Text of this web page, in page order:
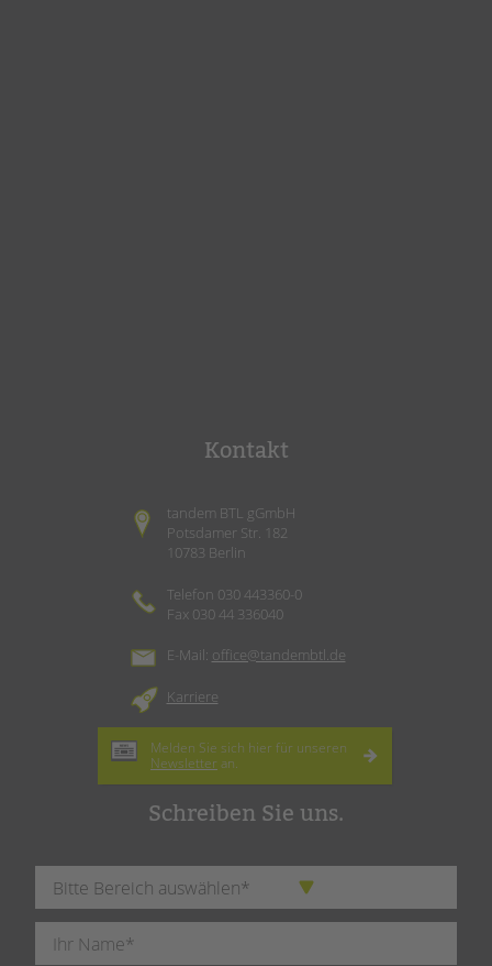
Kontakt
tandem BTL gGmbH
Potsdamer Str. 182
10783 Berlin
Telefon 030 443360-0
Fax 030 44 336040
E-Mail: office@tandembtl.de
Karriere
Melden Sie sich hier für unseren
Newsletter an.
Schreiben Sie uns.